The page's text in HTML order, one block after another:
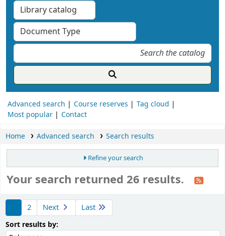
Advanced search Course reserves
Tag cloud
Most popular
Contact
Home Advanced search Search results
Refine your search
Your search returned 26 results.
2 Next Last
Sort results by: